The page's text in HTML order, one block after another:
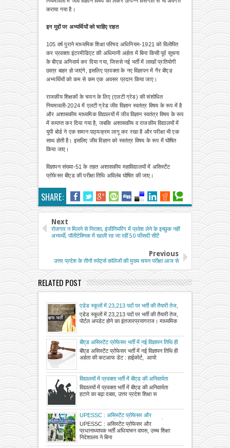
कराया गया है।
इन मुद्दों पर अभ्यर्थियों को चाहिए राहत
105 वर्ष पुराने माध्यमिक शिक्षा परिषद अधिनियम-1921 को विलोपित
कर प्रवक्ता इंटरमीडिएट की अधिमानी अर्हता में बिना किसी पूर्व सूचना
के बीएड अनिवार्य कर दिया गया, जिससे नई भर्ती में लाखों प्रतियोगी
छात्र बाहर हो जाएंगे, इसलिए प्रवक्ता के नए विज्ञापन में गैर बीएड
अभ्यर्थियों को कम से कम एक अवसर प्रदान किया जाए।
राजकीय शिक्षकों के चयन के लिए (एलटी ग्रेड) की संशोधित
नियमावली-2024 में एलटी ग्रेड जीव विज्ञान स्वतंत्र विषय के रूप में है
और अशासकीय माध्यमिक विद्यालयों में जीव विज्ञान स्वतंत्र विषय के रूप
में समाप्त कर दिया गया है, जबकि अशासकीय व राजकीय विद्यालयों में
यूपी बोर्ड ने एक समान पाठ्यक्रम लागू कर रखा है और परीक्षा भी एक
साथ होती है। इसलिए जीव विज्ञान को स्वतंत्र विषय के रूप में घोषित
किया जाए।
विज्ञापन संख्या-51 के तहत अशासकीय महाविद्यालयों में असिस्टेंट
प्रोफेसर बीएड की परीक्षा तिथि अविलंब घोषित की जाए।
SHARE:
Next
रोजगार न मिलने से निराशा, इंजीनियरिंग में प्रवेश लेने के इच्छुक नहीं
अभ्यर्थी, पॉलीटेक्निक में खाली रह जा रहीं 50 फीसदी सीटें
Previous
उत्तर प्रदेश के तीनों स्पोर्ट्स कॉलेजों की मुख्य चयन परीक्षा आज से
RELATED POST
एडेड स्कूलों में 23,213 पदों पर भर्ती की तैयारी तेज,
पोर्टल अपडेट होने का इंतजार
एडेड स्कूलों में 23,213 पदों पर भर्ती की तैयारी तेज,
पोर्टल अपडेट होने का इंतजारप्रयागराज। माध्यमिक
बीएड असिस्टेंट प्रोफेसर भर्ती में नई विज्ञापन तिथि ही
अर्हता की कटआफ डेट : हाईकोर्ट, आयोग को दो
सप्ताह में शुद्धि पत्र जारी करने का दिया निर्देश
बीएड असिस्टेंट प्रोफेसर भर्ती में नई विज्ञापन तिथि ही
अर्हता की कटआफ डेट : हाईकोर्ट, आयो
विद्यालयों में प्रवक्ता भर्ती में बीएड की अनिवार्यता
हटाने का बढ़ा दबाव, उत्तर प्रदेश शिक्षा सेवा चयन
आयोग ने माध्यमिक शिक्षा परिषद के सचिव को भेजा
पत्र
विद्यालयों में प्रवक्ता भर्ती में बीएड की अनिवार्यता
हटाने का बढ़ा दबाव, उत्तर प्रदेश शिक्षा स
UPESSC : असिस्टेंट प्रोफेसर और
प्रधानाध्यापक भर्ती अधियाचन वापस, उच्च शिक्षा
निदेशालय ने बिना पद सृजन के भेजा था, अर्हता पर
जताई आपत्ति
UPESSC : असिस्टेंट प्रोफेसर और
प्रधानाध्यापक भर्ती अधियाचन वापस, उच्च शिक्षा
निदेशालय ने बिना